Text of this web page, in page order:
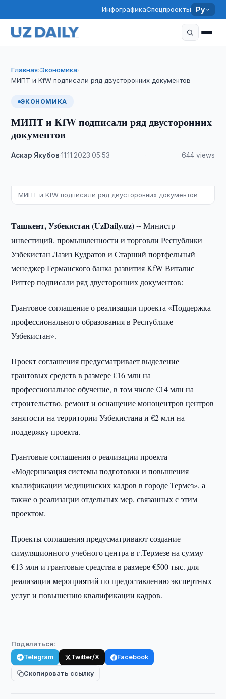
ИнфографикаСпецпроекты Ру
Главная›Экономика›
МИПТ и KfW подписали ряд двусторонних документов
ЭКОНОМИКА
МИПТ и KfW подписали ряд двусторонних
документов
Аскар Якубов ·11.11.2023 ·05:53 644 views
МИПТ и KfW подписали ряд двусторонних документов
Ташкент, Узбекистан (UzDaily.uz) --Министр
инвестиций, промышленности и торговли Республики
Узбекистан Лазиз Кудратов и Старший портфельный
менеджер Германского банка развития KfW Виталис
Риттер подписали ряд двусторонних документов:
Грантовое соглашение о реализации проекта «Поддержка
профессионального образования в Республике
Узбекистан».
Проект соглашения предусматривает выделение
грантовых средств в размере €16 млн на
профессиональное обучение, в том числе €14 млн на
строительство, ремонт и оснащение моноцентров центров
занятости на территории Узбекистана и €2 млн на
поддержку проекта.
Грантовые соглашения о реализации проекта
«Модернизация системы подготовки и повышения
квалификации медицинских кадров в городе Термез», а
также о реализации отдельных мер, связанных с этим
проектом.
Проекты соглашения предусматривают создание
симуляционного учебного центра в г.Термезе на сумму
€13 млн и грантовые средства в размере €500 тыс. для
реализации мероприятий по предоставлению экспертных
услуг и повышению квалификации кадров.
Поделиться:
Telegram Twitter/X Facebook
Скопировать ссылку